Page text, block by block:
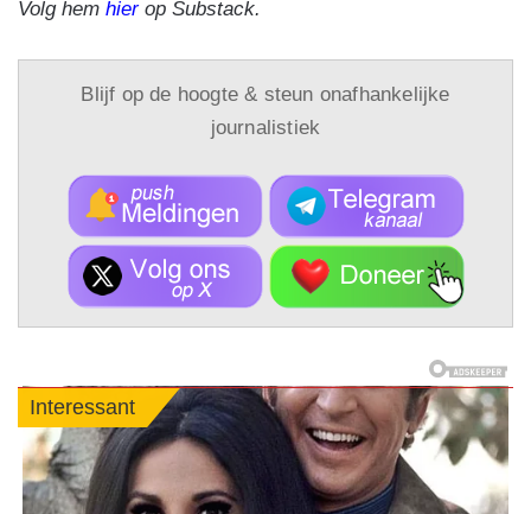
Volg hem hierop Substack.
Blijf op de hoogte & steun onafhankelijke
journalistiek
Interessant